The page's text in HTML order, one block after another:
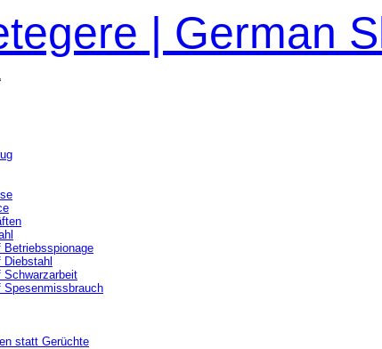
| German
Betriebsspionage
Schwarzarbeit
Spesenmissbrauch
statt Gerüchte